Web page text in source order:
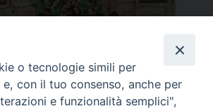
Diocesano
o tecnologie simili per
con il tuo consenso, anche per
e funzionalità semplici",